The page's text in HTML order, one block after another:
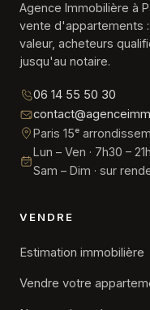
Agence Immobilière à
vente d'appartements
valeur, acheteurs
jusqu'au notaire.
06 14 55 50 30
Paris 15ᵉ
Lun – Ven · 7h30 –
Sam – Dim · sur
VENDRE
Estimation immobilière
Vendre votre